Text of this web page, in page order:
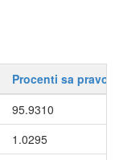
Procenti sa
95.9310
1.0295